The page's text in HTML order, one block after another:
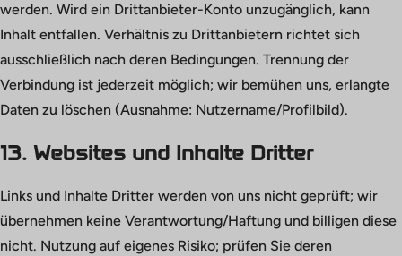
werden. Wird ein Drittanbieter-Konto unzugänglich, kann
Inhalt entfallen. Verhältnis zu Drittanbietern richtet sich
ausschließlich nach deren Bedingungen. Trennung der
Verbindung ist jederzeit möglich; wir bemühen uns, erlangte
Daten zu löschen (Ausnahme: Nutzername/Profilbild).
13. Websites und Inhalte Dritter
Links und Inhalte Dritter werden von uns nicht geprüft; wir
übernehmen keine Verantwortung/Haftung und billigen diese
nicht. Nutzung auf eigenes Risiko; prüfen Sie deren